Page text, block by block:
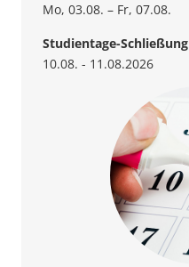
Mo, 03.08. – Fr, 07.08.
Studientage-Schließung
10.08. - 11.08.2026